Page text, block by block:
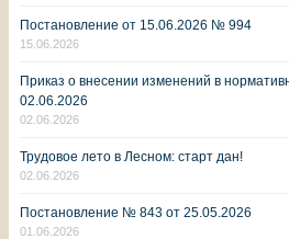
Постановление от 15.06.2026 № 994
15.06.2026
Приказ о внесении изменений в
02.06.2026
02.06.2026
Трудовое лето в Лесном: старт дан!
02.06.2026
Постановление № 843 от 25.05.2026
01.06.2026